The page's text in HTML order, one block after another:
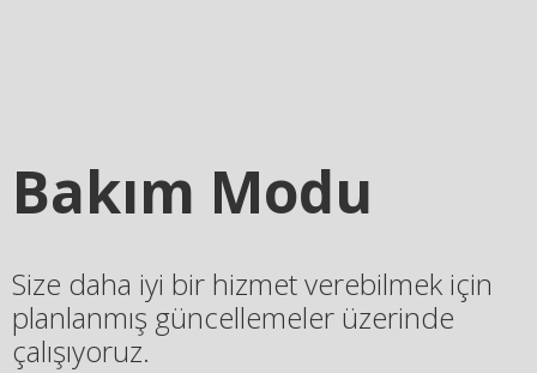
Bakım Modu
Size daha iyi bir hizmet verebilmek için
planlanmış güncellemeler üzerinde
çalışıyoruz.